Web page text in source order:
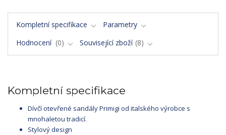
Kompletní specifikace
Parametry
Hodnocení
0 Související zboží 8
Kompletní specifikace
Dívčí otevřené sandály Primigi od italského výrobce s
mnohaletou tradicí.
Stylový design